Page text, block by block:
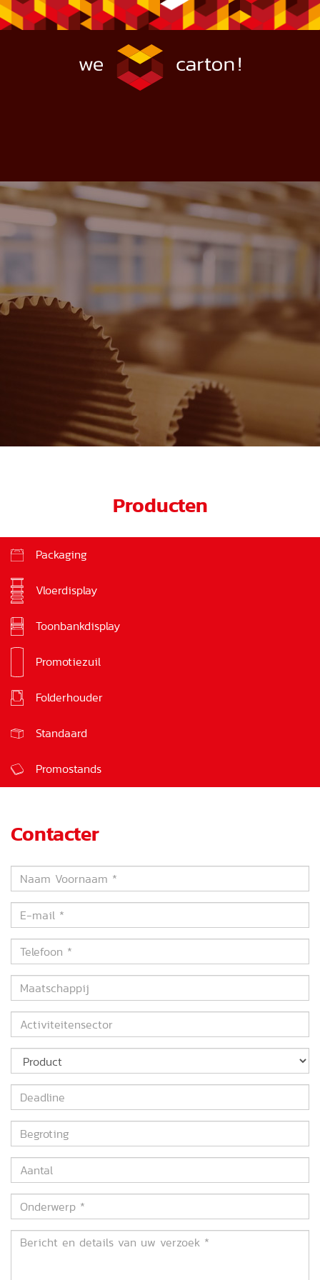
Producten
Packaging
Vloerdisplay
Toonbankdisplay
Promotiezuil
Bord
Folderhouder
Kartonnen urne
Standaard
Promostands
Contacter
Naam
Voornaam
*E-
mail
*Telefoon
*
Maatschappij
Activiteitensector
Product
Deadline
Begroting
Aantal
Onderwerp
*
Bericht